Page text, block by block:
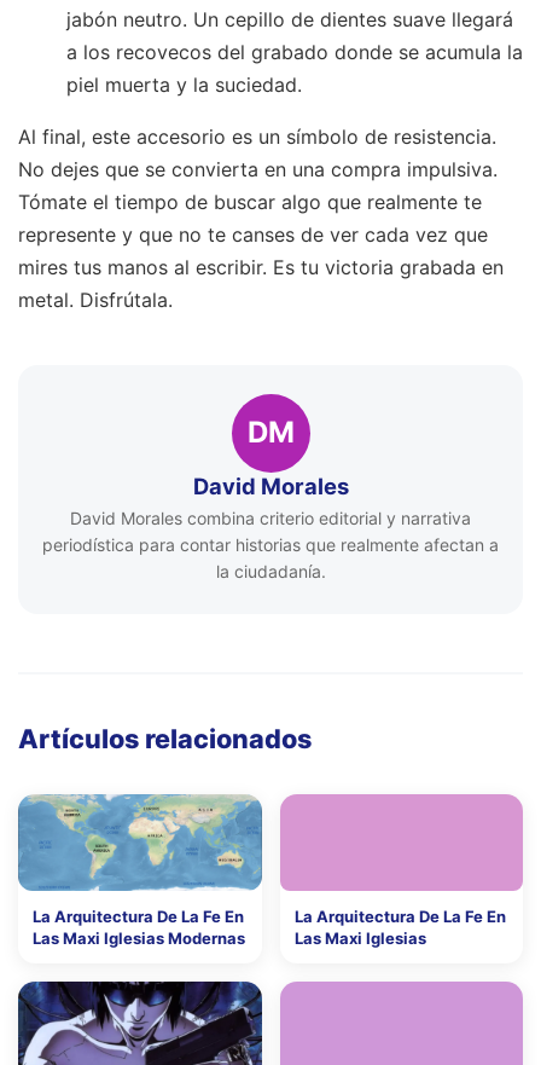
jabón neutro. Un cepillo de dientes suave llegará
a los recovecos del grabado donde se acumula la
piel muerta y la suciedad.
Al final, este accesorio es un símbolo de resistencia.
No dejes que se convierta en una compra impulsiva.
Tómate el tiempo de buscar algo que realmente te
represente y que no te canses de ver cada vez que
mires tus manos al escribir. Es tu victoria grabada en
metal. Disfrútala.
DM
David Morales
David Morales combina criterio editorial y narrativa
periodística para contar historias que realmente afectan a
la ciudadanía.
Artículos relacionados
La Arquitectura De La Fe En
Las Maxi Iglesias Modernas
La Arquitectura De La Fe En
Las Maxi Iglesias